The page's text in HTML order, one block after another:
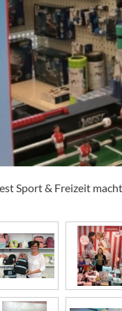
Sport & Freizeit